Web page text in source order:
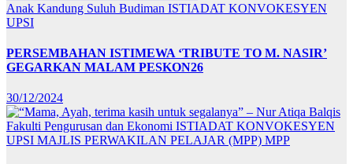
Anak Kandung Suluh Budiman ISTIADAT KONVOKESYEN
UPSI
PERSEMBAHAN ISTIMEWA ‘TRIBUTE TO M. NASIR’
GEGARKAN MALAM PESKON26
30/12/2024
Fakulti Pengurusan dan Ekonomi ISTIADAT KONVOKESYEN
UPSI MAJLIS PERWAKILAN PELAJAR (MPP) MPP